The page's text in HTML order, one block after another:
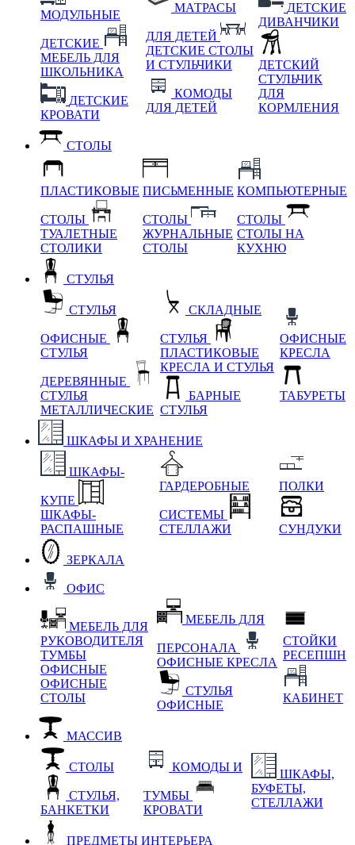
МОДУЛЬНЫЕ
ДЕТСКИЕ
МЕБЕЛЬ ДЛЯ
ШКОЛЬНИКА
ДЕТСКИЕ
КРОВАТИ
МАТРАСЫ
ДЛЯ ДЕТЕЙ
ДЕТСКИЕ СТОЛЫ
И СТУЛЬЧИКИ
КОМОДЫ
ДЛЯ ДЕТЕЙ
ДЕТСКИЕ
ДИВАНЧИКИ
ДЕТСКИЙ
СТУЛЬЧИК
ДЛЯ
КОРМЛЕНИЯ
СТОЛЫ
ПЛАСТИКОВЫЕ
СТОЛЫ
ТУАЛЕТНЫЕ
СТОЛИКИ
ПИСЬМЕННЫЕ
СТОЛЫ
ЖУРНАЛЬНЫЕ
СТОЛЫ
КОМПЬЮТЕРНЫЕ
СТОЛЫ
СТОЛЫ НА
КУХНЮ
СТУЛЬЯ
СТУЛЬЯ
ОФИСНЫЕ
СТУЛЬЯ
ДЕРЕВЯННЫЕ
СТУЛЬЯ
МЕТАЛЛИЧЕСКИЕ
СКЛАДНЫЕ
СТУЛЬЯ
ПЛАСТИКОВЫЕ
КРЕСЛА И СТУЛЬЯ
БАРНЫЕ
СТУЛЬЯ
ОФИСНЫЕ
КРЕСЛА
ТАБУРЕТЫ
ШКАФЫ И ХРАНЕНИЕ
ШКАФЫ-
КУПЕ
ШКАФЫ-
РАСПАШНЫЕ
ГАРДЕРОБНЫЕ
СИСТЕМЫ
СТЕЛЛАЖИ
ПОЛКИ
СУНДУКИ
ЗЕРКАЛА
ОФИС
МЕБЕЛЬ ДЛЯ
РУКОВОДИТЕЛЯ
ТУМБЫ
ОФИСНЫЕ
ОФИСНЫЕ
СТОЛЫ
МЕБЕЛЬ ДЛЯ
ПЕРСОНАЛА
ОФИСНЫЕ КРЕСЛА
СТУЛЬЯ
ОФИСНЫЕ
СТОЙКИ
РЕСЕПШН
КАБИНЕТ
МАССИВ
СТОЛЫ
СТУЛЬЯ,
БАНКЕТКИ
КОМОДЫ И
ТУМБЫ
КРОВАТИ
ШКАФЫ,
БУФЕТЫ,
СТЕЛЛАЖИ
ПРЕДМЕТЫ ИНТЕРЬЕРА